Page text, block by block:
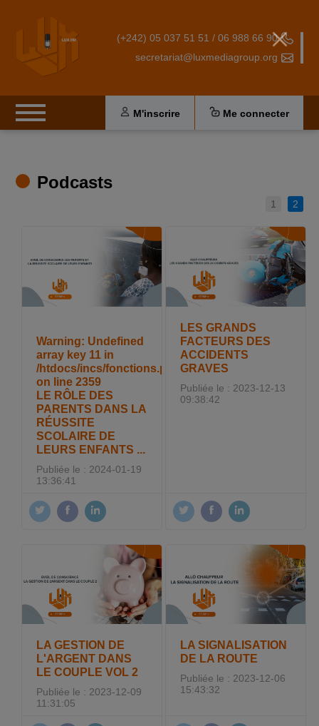
(+242) 05 037 51 51 / 06 988 66 90
secretariat@luxmediagroup.org
M'inscrire Me connecter
Podcasts
1 2
Warning: Undefined
array key 11 in
/htdocs/incs/fonctions.php
on line2359
LE RÔLE DES
PARENTS DANS LA
RÉUSSITE
SCOLAIRE DE
LEURS ENFANTS ...
Publiée le : 2024-01-19
13:36:41
LES GRANDS
FACTEURS DES
ACCIDENTS
GRAVES
Publiée le : 2023-12-13
09:38:42
LA GESTION DE
L'ARGENT DANS
LE COUPLE VOL 2
Publiée le : 2023-12-09
11:31:05
LA SIGNALISATION
DE LA ROUTE
Publiée le : 2023-12-06
15:43:32